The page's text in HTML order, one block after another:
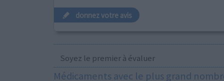
donnez votre avis
Soyez le premier à évaluer
Médicaments avec le plus grand